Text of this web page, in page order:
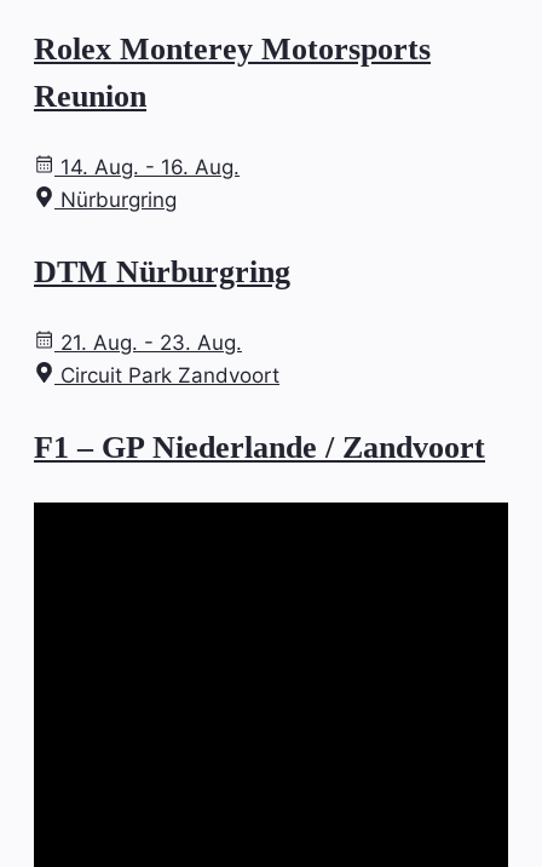
Rolex Monterey Motorsports
Reunion
14. Aug. - 16. Aug.
Nürburgring
DTM Nürburgring
21. Aug. - 23. Aug.
Circuit Park Zandvoort
F1 – GP Niederlande / Zandvoort